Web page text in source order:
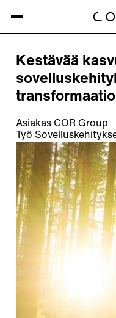
Kaikki
Kestävää
Asiakas COR Group
Työ